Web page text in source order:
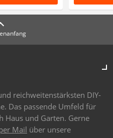
reichweitenstärksten DIY-
Das passende Umfeld für
Haus und Garten. Gerne
Mail über unsere